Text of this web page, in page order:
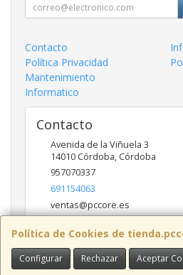
Política de Cookies de
Configurar Rechazar Aceptar
Contacto
Política Privacidad
Mantenimiento
Informatico
Contacto
Avenida de la Viñuela 3
14010 Córdoba, Córdoba
957070337
691154063
ventas@pccore.es
Horario
10-13:30